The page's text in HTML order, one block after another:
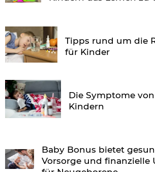
Tipps rund um die
für Kinder
Die Symptome
Kindern
Baby Bonus bietet
Vorsorge und finanzielle